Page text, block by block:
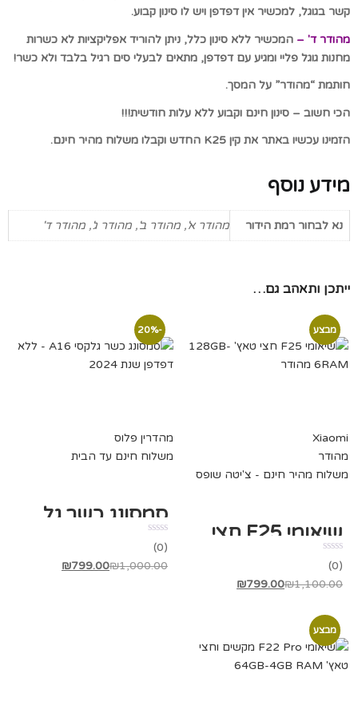
קשר בגוגל, למכשיר אין דפדפן ויש לו סינון קבוע.
מהודר ד' – המכשיר ללא סינון כלל, ניתן להוריד אפליקציות לא כשרות
מחנות גוגל פליי ומגיע עם דפדפן, מתאים לבעלי סים רגיל בלבד ולא כשר!
חותמת “מהודר” על המסך.
הכי חשוב – סינון חינם וקבוע ללא עלות חודשית!!!
הזמינו עכשיו באתר את קין K25 החדש וקבלו משלוח מהיר חינם.
מידע נוסף
נא לבחור רמת הידור מהודר א', מהודר ב', מהודר ג', מהודר ד'
ייתכן ותאהב גם…
מבצע
Xiaomi
מהודר
משלוח מהיר חינם - צ'יטה שופס
(0)
₪1,100.00
₪799.00
-20%
מהדרין פלוס
משלוח חינם עד הבית
(0)
₪1,000.00
₪799.00
מבצע